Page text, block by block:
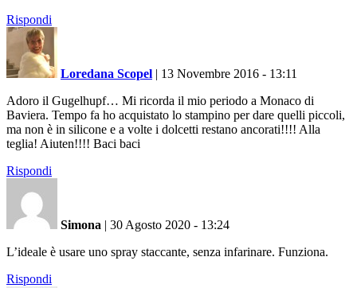
Rispondi
Loredana Scopel | 13 Novembre 2016 - 13:11
Adoro il Gugelhupf… Mi ricorda il mio periodo a Monaco di
Baviera. Tempo fa ho acquistato lo stampino per dare quelli piccoli,
ma non è in silicone e a volte i dolcetti restano ancorati!!!! Alla
teglia! Aiuten!!!! Baci baci
Rispondi
Simona | 30 Agosto 2020 - 13:24
L’ideale è usare uno spray staccante, senza infarinare. Funziona.
Rispondi